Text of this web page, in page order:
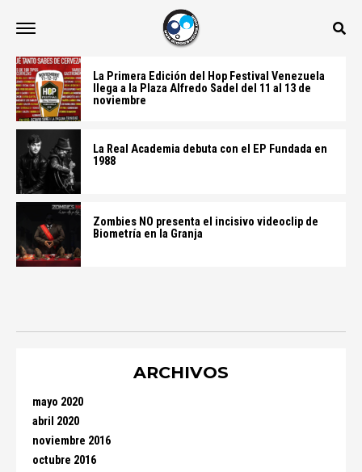
La Primera Edición del Hop Festival Venezuela
llega a la Plaza Alfredo Sadel del 11 al 13 de
noviembre
La Real Academia debuta con el EP Fundada en
1988
Zombies NO presenta el incisivo videoclip de
Biometría en la Granja
ARCHIVOS
mayo 2020
abril 2020
noviembre 2016
octubre 2016